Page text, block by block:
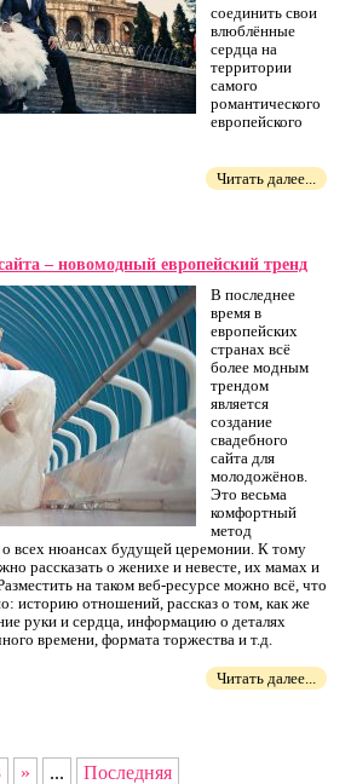
соединить свои
влюблённые
сердца на
территории
самого
романтического
европейского
Читать далее...
– новомодный европейский тренд
В последнее
время в
европейских
странах всё
более модным
трендом
является
создание
свадебного
сайта для
молодожёнов.
Это весьма
комфортный
метод
всех нюансах будущей церемонии. К тому
рассказать о женихе и невесте, их мамах и
на таком веб-ресурсе можно всё, что
историю отношений, рассказ о том, как же
руки и сердца, информацию о деталях
времени, формата торжества и т.д.
Читать далее...
» ... Последняя